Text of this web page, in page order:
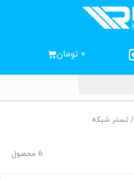
۰ تومان
/ تستر شبکه
6 محصول